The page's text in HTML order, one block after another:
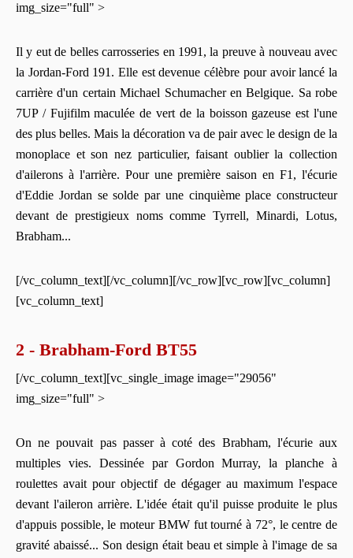
img_size="full" >
Il y eut de belles carrosseries en 1991, la preuve à nouveau avec
la Jordan-Ford 191. Elle est devenue célèbre pour avoir lancé la
carrière d'un certain Michael Schumacher en Belgique. Sa robe
7UP / Fujifilm maculée de vert de la boisson gazeuse est l'une
des plus belles. Mais la décoration va de pair avec le design de la
monoplace et son nez particulier, faisant oublier la collection
d'ailerons à l'arrière. Pour une première saison en F1, l'écurie
d'Eddie Jordan se solde par une cinquième place constructeur
devant de prestigieux noms comme Tyrrell, Minardi, Lotus,
Brabham...
[/vc_column_text][/vc_column][/vc_row][vc_row][vc_column]
[vc_column_text]
2 - Brabham-Ford BT55
[/vc_column_text][vc_single_image image="29056"
img_size="full" >
On ne pouvait pas passer à coté des Brabham, l'écurie aux
multiples vies. Dessinée par Gordon Murray, la planche à
roulettes avait pour objectif de dégager au maximum l'espace
devant l'aileron arrière. L'idée était qu'il puisse produite le plus
d'appuis possible, le moteur BMW fut tourné à 72°, le centre de
gravité abaissé... Son design était beau et simple à l'image de sa